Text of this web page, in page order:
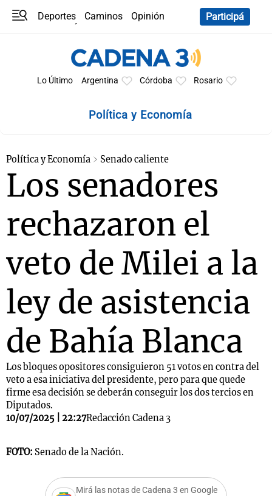
Deportes Caminos
Opinión
Participá
Lo Último Argentina Córdoba Rosario
Política y Economía
Política y Economía Senado caliente
Los senadores
rechazaron el
veto de Milei a la
ley de asistencia
de Bahía Blanca
Los bloques opositores consiguieron 51 votos en contra del
veto a esa iniciativa del presidente, pero para que quede
firme esa decisión se deberán conseguir los dos tercios en
Diputados.
10/07/2025 | 22:27Redacción Cadena 3
FOTO: Senado de la Nación.
Mirá las notas de Cadena 3 en Google